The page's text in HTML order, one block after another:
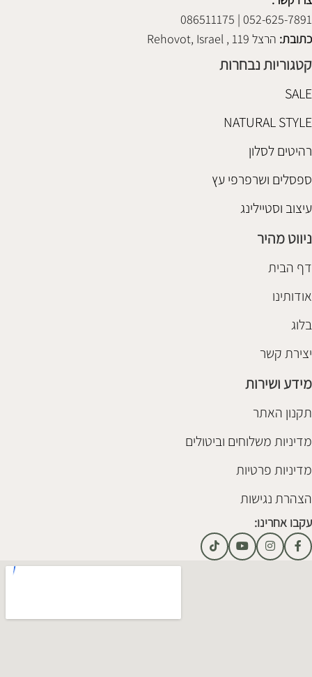
052-625-7891 | 086511175
כתובת: הרצל 119 , Rehovot, Israel
קטגוריות נבחרות
SALE
NATURAL STYLE
רהיטים לסלון
ספסלים ושרפרפי עץ
עיצוב וסטיילינג
ניווט מהיר
דף הבית
אודותינו
בלוג
יצירת קשר
מידע ושירות
תקנון האתר
מדיניות משלוחים וביטולים
מדיניות פרטיות
הצהרת נגישות
עקבו אחרינו: